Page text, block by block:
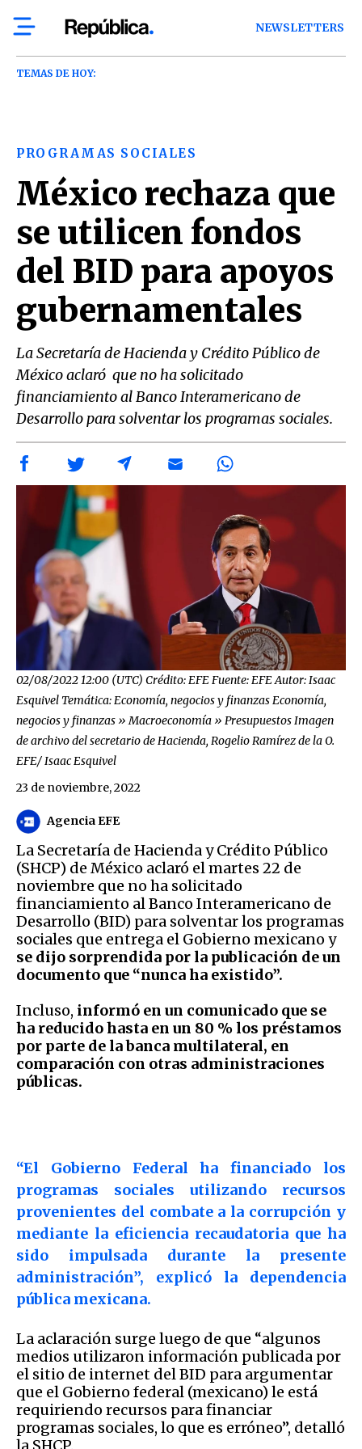
NEWSLETTERS
TEMAS DE HOY:
PROGRAMAS SOCIALES
México rechaza que
se utilicen fondos
del BID para apoyos
gubernamentales
La Secretaría de Hacienda y Crédito Público de
México aclaró que no ha solicitado
financiamiento al Banco Interamericano de
Desarrollo para solventar los programas sociales.
02/08/2022 12:00 (UTC) Crédito: EFE Fuente: EFE Autor: Isaac
Esquivel Temática: Economía, negocios y finanzas Economía,
negocios y finanzas » Macroeconomía » Presupuestos Imagen
de archivo del secretario de Hacienda, Rogelio Ramírez de la O.
EFE/ Isaac Esquivel
Agencia EFE
23 de noviembre, 2022
La Secretaría de Hacienda y Crédito Público
(SHCP) de México aclaró el martes 22 de
noviembre que no ha solicitado
financiamiento al Banco Interamericano de
Desarrollo (BID) para solventar los programas
sociales que entrega el Gobierno mexicano y
se dijo sorprendida por la publicación de un
documento que “nunca ha existido”.
Incluso, informó en un comunicado que se
ha reducido hasta en un 80 % los préstamos
por parte de la banca multilateral, en
comparación con otras administraciones
públicas.
“El Gobierno Federal ha financiado los
programas sociales utilizando recursos
provenientes del combate a la corrupción y
mediante la eficiencia recaudatoria que ha
sido impulsada durante la presente
administración”, explicó la dependencia
pública mexicana.
La aclaración surge luego de que “algunos
medios utilizaron información publicada por
el sitio de internet del BID para argumentar
que el Gobierno federal (mexicano) le está
requiriendo recursos para financiar
programas sociales, lo que es erróneo”, detalló
la SHCP.